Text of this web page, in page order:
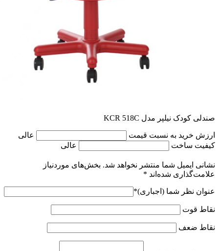
صندلی کودک نیلپر مدل KCR 518C
ارزش خرید به نسبت قیمت
عالی
کیفیت ساخت
عالی
نشانی ایمیل شما منتشر نخواهد شد. بخش‌های موردنیاز
علامت‌گذاری شده‌اند *
عنوان نظر شما (اجباری)*
نقاط قوت
نقاط ضعف